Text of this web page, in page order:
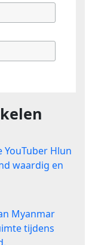
YouTuber Hlun
waardig en
Myanmar
tijdens